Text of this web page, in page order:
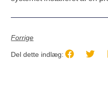
Forrige
Del dette indlæg: